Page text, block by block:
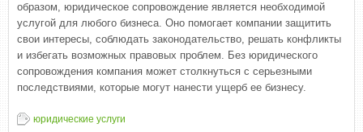
образом, юридическое сопровождение является необходимой
услугой для любого бизнеса. Оно помогает компании защитить
свои интересы, соблюдать законодательство, решать конфликты
и избегать возможных правовых проблем. Без юридического
сопровождения компания может столкнуться с серьезными
последствиями, которые могут нанести ущерб ее бизнесу.
юридические услуги